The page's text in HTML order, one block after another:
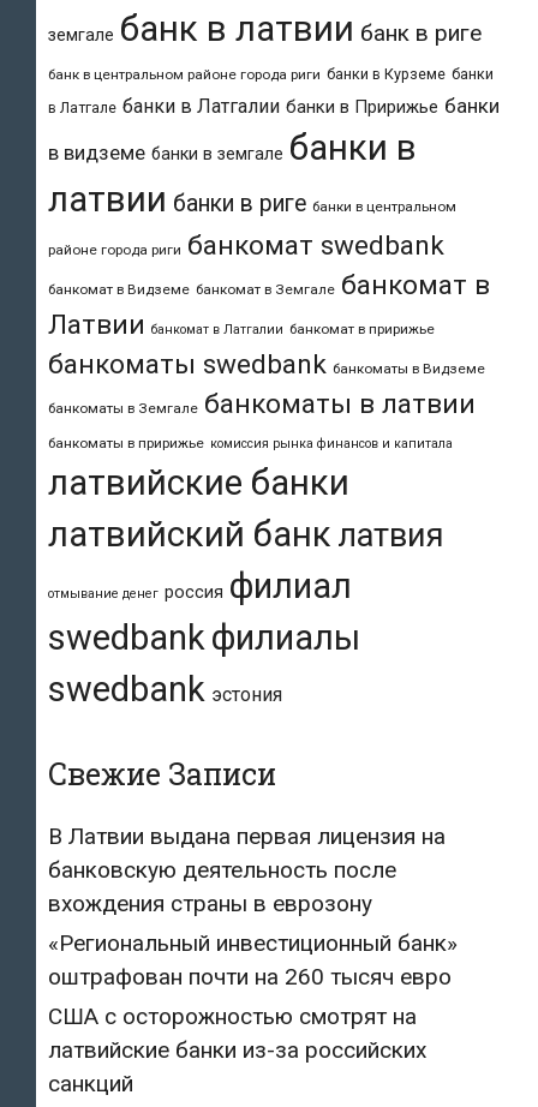
земгале банк в латвии банк в риге
банк в центральном районе города риги банки в Курземе банки
в Латгале банки в Латгалии банки в Пририжье банки
в видземе банки в земгале банки в
латвии банки в риге банки в центральном
районе города риги банкомат swedbank
банкомат в Видземе банкомат в Земгале банкомат в
Латвии банкомат в Латгалии банкомат в пририжье
банкоматы swedbank банкоматы в Видземе
банкоматы в Земгале банкоматы в латвии
банкоматы в пририжье комиссия рынка финансов и капитала
латвийские банки
латвийский банк латвия
отмывание денег россия филиал
swedbankфилиалы
swedbank эстония
Свежие Записи
В Латвии выдана первая лицензия на
банковскую деятельность после
вхождения страны в еврозону
«Региональный инвестиционный банк»
оштрафован почти на 260 тысяч евро
США с осторожностью смотрят на
латвийские банки из-за российских
санкций